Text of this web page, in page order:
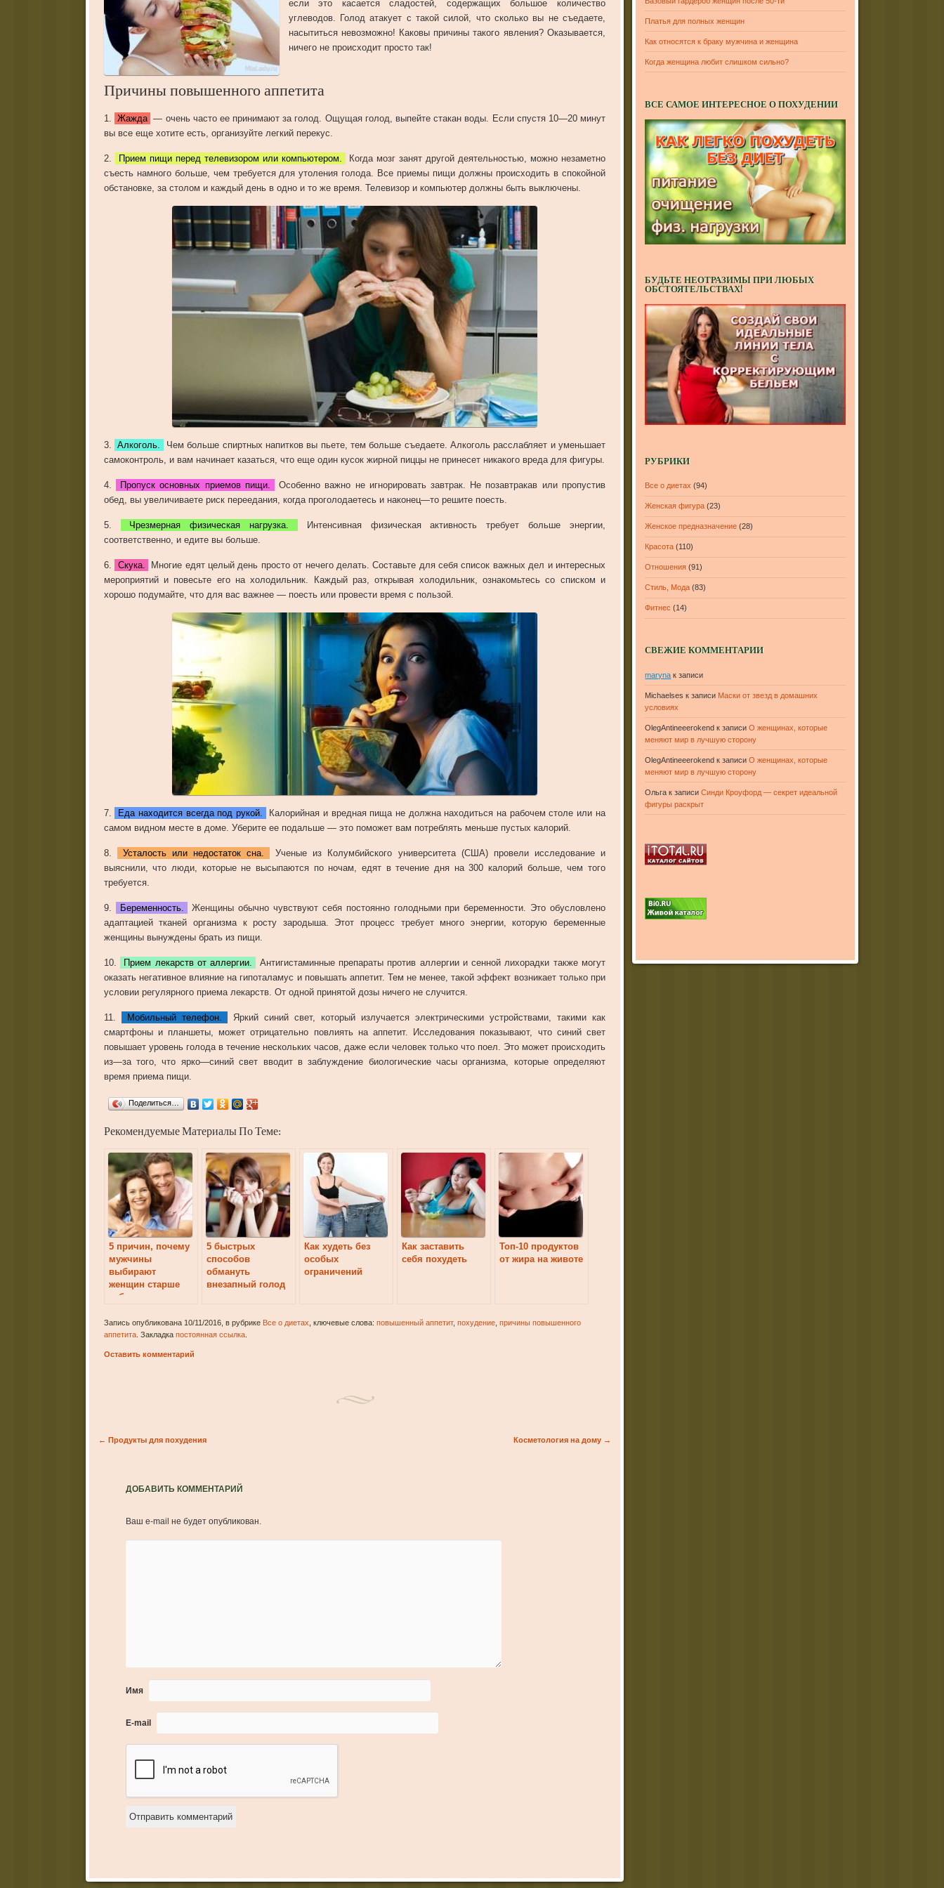
если
это касается сладостей, содержащих большое
количество
углеводов. Голод атакует с такой силой, что скольковы не съедаете,
насытиться невозможно! Каковы причины такого явления? Оказывается,
ничего не происходит просто так!
Причины повышенного аппетита
1 Жажда — очень часто ее принимают за голод Ощущая голод выпейте стакан воды Если спустя 10—20 минут
вы все еще хотите есть, организуйте легкий перекус
2. Прием пищи перед телевизором или компьютером. Когда мозг занят другой деятельностью, можно незаметно
съесть намного больше, чем требуется для утоления голода Все приемы пищи должны происходить в спокойной
обстановке, за столом и каждый день в одно и то же время. Телевизор и компьютер должны быть выключены.
3. Алкоголь. Чем больше спиртных напитков вы пьете,тем больше съедаете.Алкоголь расслабляет и уменьшает
самоконтроль, и вам начинает казаться, что еще один кусок жирной пиццы не принесет никакого вреда для фигуры.
4. Пропуск основных приемов пищи. Особенно важно не игнорировать завтрак Не позавтракав или пропустив
обед
вы увеличиваете риск переедания, когда проголодаетесь и наконец—то решите поесть.
5. Чрезмерная физическая нагрузка. Интенсивная физическая активность требует больше энергии,
соответственно, и едите вы больше.
6. Скука. Многие едят целый день просто от нечего делать.Составьте для себя список важных дел и интересных
мероприятий и повесьте его на холодильник Каждый раз,открывая холодильник, ознакомьтесь со списком и
хорошо подумайте, что для вас важнее— поесть или провести время с пользой.
7. Еда находится всегда под рукой. Калорийная и вредная пища не должна находиться на рабочем столе или на
самом видном месте в доме. Уберите ее подальше— это поможет вам потреблять меньше пустых калорий.
8. Усталость или недостаток сна. Ученые из Колумбийского университета(США) провели исследование
и
выяснили,что люди которые не высыпаются по ночам ,едят в течение дня на 300 калорий больше,чем того
требуется.
9. Беременность. Женщины обычно чувствуют себя постоянно голодными при беременности Это обусловлено
адаптацией тканей организма к росту зародыша. Этот процесс требует много энергии,которую беременные
женщины вынуждены брать из пищи.
10. Прием лекарств от аллергии. Антигистаминные препараты против аллергии и сенной лихорадки также могут
оказать негативное влияние на гипоталамус и повышать аппетит. Тем не менее ,такой эффект возникает только при
условии регулярного приема лекарств. От одной принятой дозы ничего не случится.
11 Мобильный телефон. Яркий синий свет, который излучается электрическими устройствами, такими как
смартфоны и планшеты может отрицательно повлиять на аппетит. Исследования показывают, что синий свет
повышает уровень голода в течение нескольких часов, даже если человек только что поел Это может происходить
из—за того ,что ярко—синий свет вводит в заблуждение биологические часы организма которые определяют
время приема пищи.
Поделиться…
Рекомендуемые Материалы По Теме:
5 причин, почему
мужчины
выбирают
женщин старше
себя
5 быстрых
способов
обмануть
внезапный голод
Как худеть без
особых
ограничений
Как заставить
себя похудеть
Топ-10 продуктов
от жира на животе
Запись опубликована 10/11/2016, в рубрике Все о диетах , ключевые слова: повышенный аппетит, похудение, причины повышенного
аппетита. Закладка постоянная ссылка.
Оставить комментарий
Post navigation
← Продукты для похудения Косметология на дому →
ДОБАВИТЬ КОММЕНТАРИЙ
Ваш e-mail не будет опубликован.
Имя
E-mail
Платья для полных женщин
Как относятся к браку мужчина и женщина
Когда женщина любит слишком сильно?
ВСЕ САМОЕ ИНТЕРЕСНОЕ О ПОХУДЕНИИ
БУДЬТЕ НЕОТРАЗИМЫ ПРИ ЛЮБЫХ
ОБСТОЯТЕЛЬСТВАХ!
РУБРИКИ
Все о диетах (94)
Женская фигура (23)
Женское предназначение (28)
Красота (110)
Отношения (91)
Стиль, Мода (83)
Фитнес (14)
СВЕЖИЕ КОММЕНТАРИИ
maryna к записи
Michaelses к записи Маски от звезд в домашних
условиях
OlegAntineeerokend к записиО женщинах, которые
меняют мир в лучшую сторону
OlegAntineeerokend к записиО женщинах, которые
меняют мир в лучшую сторону
Ольга к записиСинди Кроуфорд — секрет идеальной
фигуры раскрыт